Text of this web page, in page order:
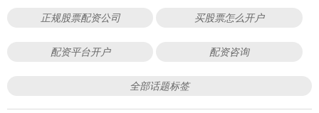
正规股票配资公司 买股票怎么开户
配资平台开户 配资咨询
全部话题标签